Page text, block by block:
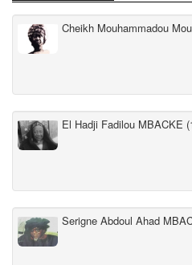
Cheikh Mouhammadou
El Hadji Fadilou MBACKE
Serigne Abdoul Ahad